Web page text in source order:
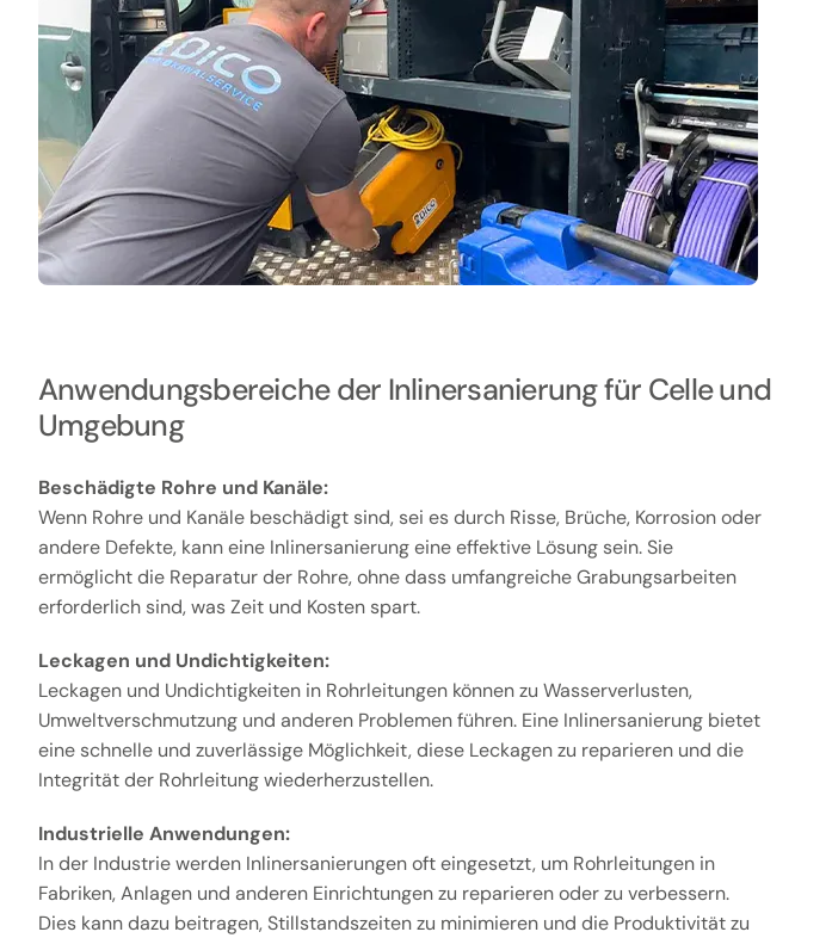
Anwendungsbereiche der Inlinersanierung für Celle und
Umgebung
Beschädigte Rohre und Kanäle:
Wenn Rohre und Kanäle beschädigt sind, sei es durch Risse, Brüche, Korrosion oder
andere Defekte, kann eine Inlinersanierung eine effektive Lösung sein. Sie
ermöglicht die Reparatur der Rohre, ohne dass umfangreiche Grabungsarbeiten
erforderlich sind, was Zeit und Kosten spart.
Leckagen und Undichtigkeiten:
Leckagen und Undichtigkeiten in Rohrleitungen können zu Wasserverlusten,
Umweltverschmutzung und anderen Problemen führen. Eine Inlinersanierung bietet
eine schnelle und zuverlässige Möglichkeit, diese Leckagen zu reparieren und die
Integrität der Rohrleitung wiederherzustellen.
Industrielle Anwendungen:
In der Industrie werden Inlinersanierungen oft eingesetzt, um Rohrleitungen in
Fabriken, Anlagen und anderen Einrichtungen zu reparieren oder zu verbessern.
Dies kann dazu beitragen, Stillstandszeiten zu minimieren und die Produktivität zu